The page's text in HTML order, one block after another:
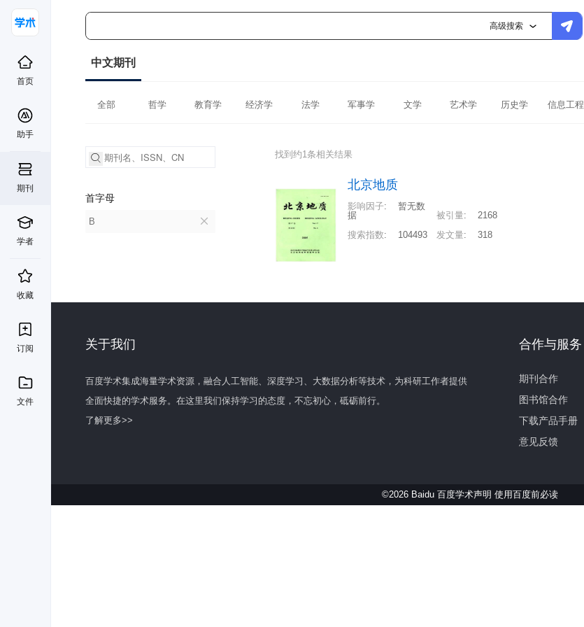
高级搜索
首页
助手
期刊
学者
收藏
订阅
文件
中文期刊
全部 哲学 教育学 经济学 法学 军事学 文学 艺术学 历史学 信息工程
首字母
B
找到约1条相关结果
北京地质
影响因子:
暂无数
据
被引量:
2168
搜索指数: 104493 发文量: 318
关于我们
百度学术集成海量学术资源，融合人工智能、深度学习、大数据分析等技术，为科研工作者提供
全面快捷的学术服务。在这里我们保持学习的态度，不忘初心，砥砺前行。
了解更多>>
合作与服务
期刊合作
图书馆合作
下载产品手册
意见反馈
©2026 Baidu 百度学术声明 使用百度前必读